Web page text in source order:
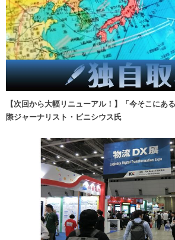
【次回から大幅リニューアル！】「今そこに
際ジャーナリスト・ビニシウス氏